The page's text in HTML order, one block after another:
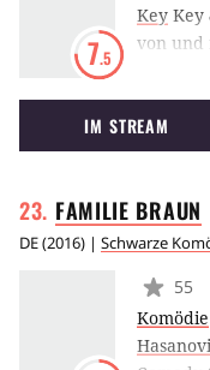
7.5
Key Key
von und
MADtv.
mit der
IM STREAM
FAMILIE BRAUN
DE(2016) | Schwarze
55
Komödie